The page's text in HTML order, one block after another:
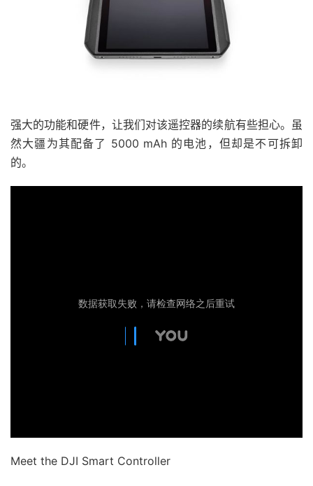
强大的功能和硬件，让我们对该遥控器的续航有些担心。虽
然大疆为其配备了 5000 mAh 的电池，但却是不可拆卸
的。
Meet the DJI Smart Controller